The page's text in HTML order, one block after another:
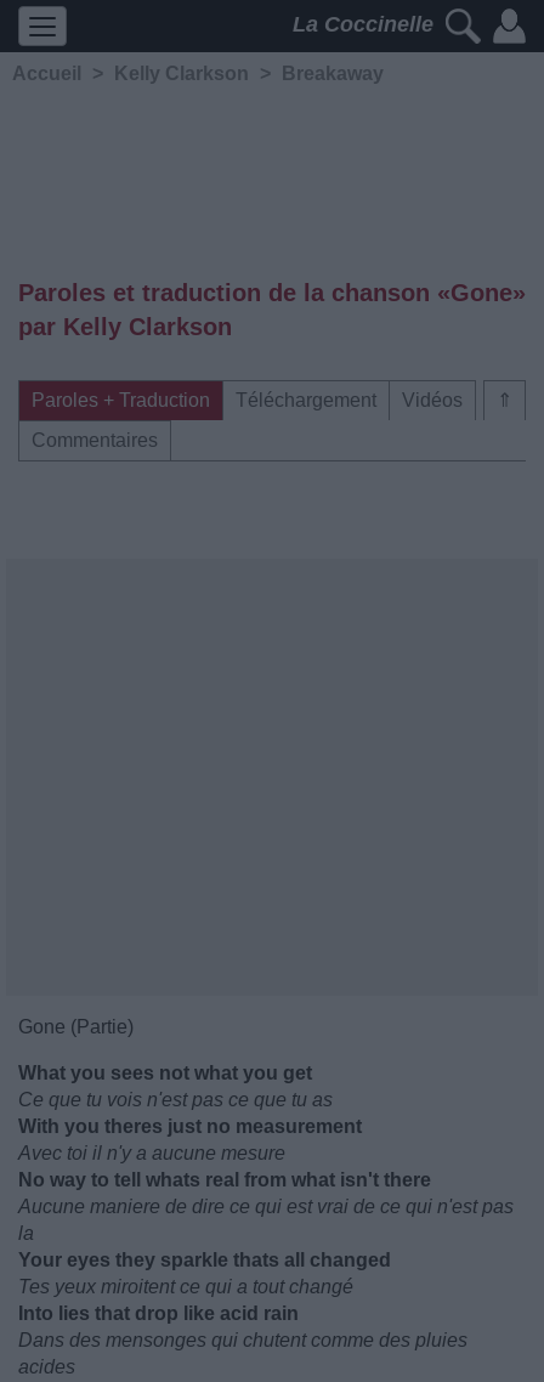
La Coccinelle
Accueil > Kelly Clarkson > Breakaway
Paroles et traduction de la chanson «Gone»
par Kelly Clarkson
⇑
Paroles + Traduction Téléchargement
Vidéos
Commentaires
Gone (Partie)
What you sees not what you get
Ce que tu vois n'est pas ce que tu as
With you theres just no measurement
Avec toi il n'y a aucune mesure
No way to tell whats real from what isn't there
Aucune maniere de dire ce qui est vrai de ce qui n'est pas
la
Your eyes they sparkle thats all changed
Tes yeux miroitent ce qui a tout changé
Into lies that drop like acid rain
Dans des mensonges qui chutent comme des pluies
acides